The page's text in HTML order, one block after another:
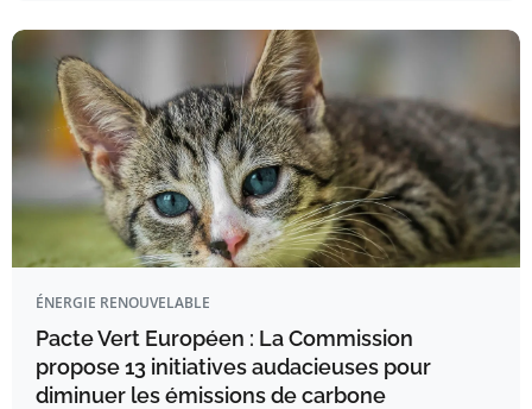
ÉNERGIE RENOUVELABLE
Pacte Vert Européen : La Commission
propose 13 initiatives audacieuses pour
diminuer les émissions de carbone